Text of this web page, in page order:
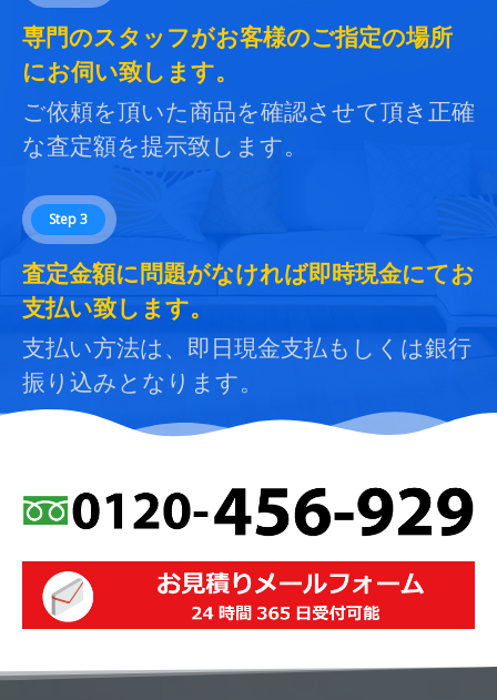
専門のスタッフがお客様のご指定の場所
にお伺い致します。
ご依頼を頂いた商品を確認させて頂き正確
な査定額を提示致します。
Step 3
査定金額に問題がなければ即時現金にてお
支払い致します。
支払い方法は、即日現金支払もしくは銀行
振り込みとなります。